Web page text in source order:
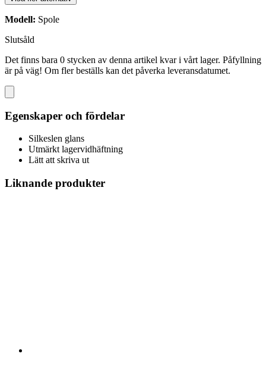
Modell: Spole
Slutsåld
Det finns bara 0 stycken av denna artikel kvar i vårt lager. Påfyllning
är på väg! Om fler beställs kan det påverka leveransdatumet.
Egenskaper och fördelar
Silkeslen glans
Utmärkt lagervidhäftning
Lätt att skriva ut
Liknande produkter